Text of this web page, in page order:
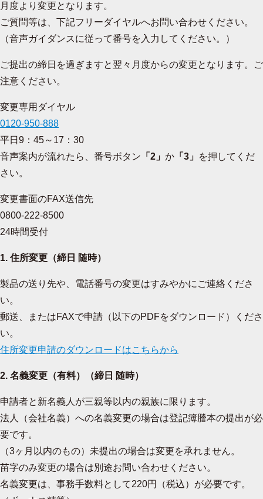
月度より変更となります。
ご質問等は、下記フリーダイヤルへお問い合わせください。
（音声ガイダンスに従って番号を入力してください。）
ご提出の締日を過ぎますと翌々月度からの変更となります。ご
注意ください。
変更専用ダイヤル
0120-950-888
平日9：45～17：30
音声案内が流れたら、番号ボタン 「2」 か 「3」 を押してくだ
さい。
変更書面のFAX送信先
0800-222-8500
24時間受付
1. 住所変更（締日 随時）
製品の送り先や、電話番号の変更はすみやかにご連絡くださ
い。
郵送、またはFAXで申請（以下のPDFをダウンロード）くださ
い。
住所変更申請のダウンロードはこちらから
2. 名義変更（有料）（締日 随時）
申請者と新名義人が三親等以内の親族に限ります。
法人（会社名義）への名義変更の場合は登記簿謄本の提出が必
要です。
（3ヶ月以内のもの）未提出の場合は変更を承れません。
苗字のみ変更の場合は別途お問い合わせください。
名義変更は、事務手数料として220円（税込）が必要です。